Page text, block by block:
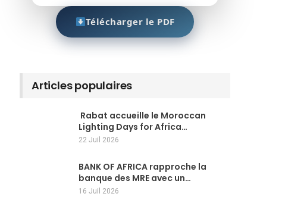
Télécharger le PDF
Articles populaires
Rabat accueille le Moroccan
Lighting Days for Africa…
22 Juil 2026
BANK OF AFRICA rapproche la
banque des MRE avec un…
16 Juil 2026